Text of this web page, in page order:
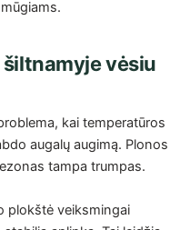
vėsiu
kai temperatūros
augalų augimą. Plonos
tampa trumpas.
plokštė veiksmingai